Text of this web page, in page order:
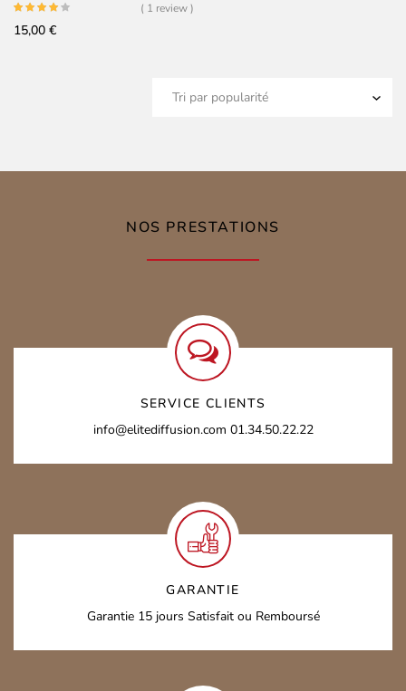
( 1 review )
15,00 €
NOS PRESTATIONS
SERVICE CLIENTS
info@elitediffusion.com 01.34.50.22.22
GARANTIE
Garantie 15 jours Satisfait ou Remboursé